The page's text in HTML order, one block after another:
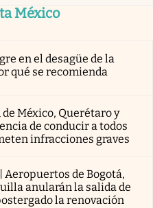
México
en el desagüe de la
qué se recomienda
México, Querétaro y
de conducir a todos
infracciones graves
Aeropuertos de Bogotá,
anularán la salida de
la renovación